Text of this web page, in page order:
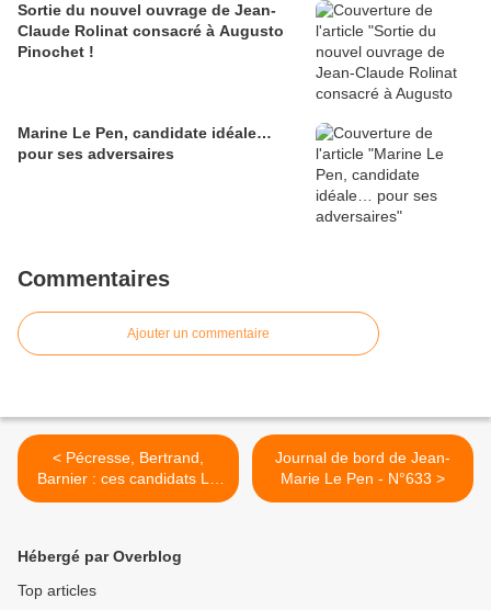
Sortie du nouvel ouvrage de Jean-
Claude Rolinat consacré à Augusto
Pinochet !
Marine Le Pen, candidate idéale…
pour ses adversaires
Commentaires
Ajouter un commentaire
< Pécresse, Bertrand,
Barnier : ces candidats LR
qui se tirent une balle dans
Journal de bord de Jean-
Marie Le Pen - N°633 >
Hébergé par Overblog
Top articles